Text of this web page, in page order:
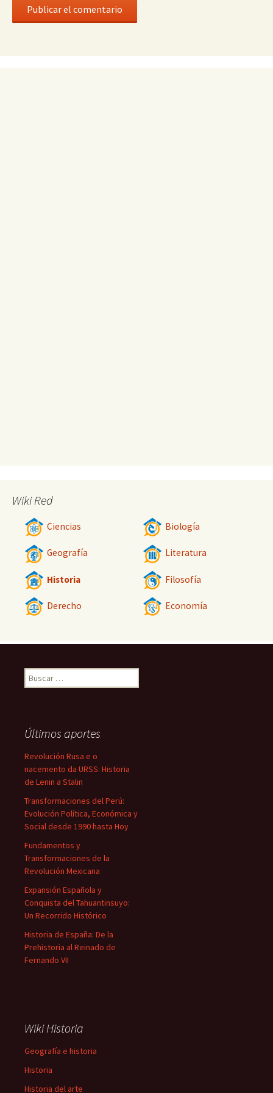
Wiki Red
Ciencias Biología
Geografía Literatura
Historia Filosofía
Derecho Economía
Buscar:
Últimos aportes
Revolución Rusa e o
nacemento da URSS: Historia
de Lenin a Stalin
Transformaciones del Perú:
Evolución Política, Económica y
Social desde 1990 hasta Hoy
Fundamentos y
Transformaciones de la
Revolución Mexicana
Expansión Española y
Conquista del Tahuantinsuyo:
Un Recorrido Histórico
Historia de España: De la
Prehistoria al Reinado de
Fernando VII
Wiki Historia
Geografía e historia
Historia
Historia del arte